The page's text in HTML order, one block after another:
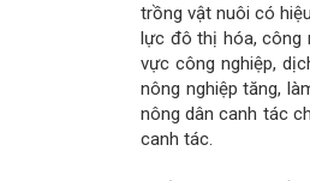
trồng vật nuôi có
lực đô thị hóa, công
vực công nghiệp,
nông nghiệp tăng,
nông dân canh tác
canh tác.